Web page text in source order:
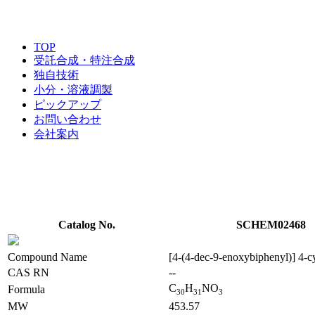
TOP
受託合成・特注合成
独自技術
小分・溶液調製
ピックアップ
お問い合わせ
会社案内
Catalog No. SCHEM02468
Compound Name
[4-(4-dec-9-enoxybiphenyl)] 4-
CAS RN
--
Formula
C30H31NO3
MW
453.57